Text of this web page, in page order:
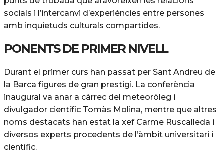
socials i l’intercanvi d’experiències entre persones
amb inquietuds culturals compartides.
PONENTS DE PRIMER NIVELL
Durant el primer curs han passat per Sant Andreu de
la Barca figures de gran prestigi. La conferència
inaugural va anar a càrrec del meteoròleg i
divulgador científic Tomàs Molina, mentre que altres
noms destacats han estat la xef Carme Ruscalleda i
diversos experts procedents de l’àmbit universitari i
científic.